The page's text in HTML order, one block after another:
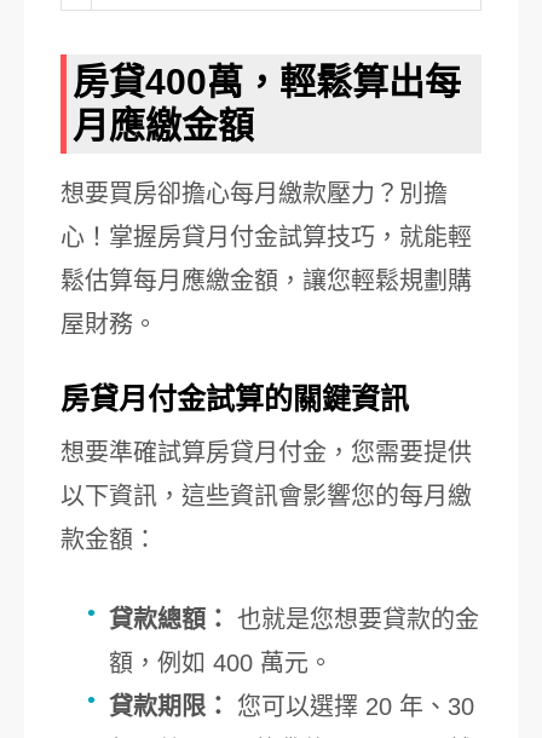
房貸400萬，輕鬆算出每
月應繳金額
想要買房卻擔心每月繳款壓力？別擔
心！掌握房貸月付金試算技巧，就能輕
鬆估算每月應繳金額，讓您輕鬆規劃購
屋財務。
房貸月付金試算的關鍵資訊
想要準確試算房貸月付金，您需要提供
以下資訊，這些資訊會影響您的每月繳
款金額：
貸款總額： 也就是您想要貸款的金
額，例如 400 萬元。
貸款期限：
您可以選擇 20 年、30